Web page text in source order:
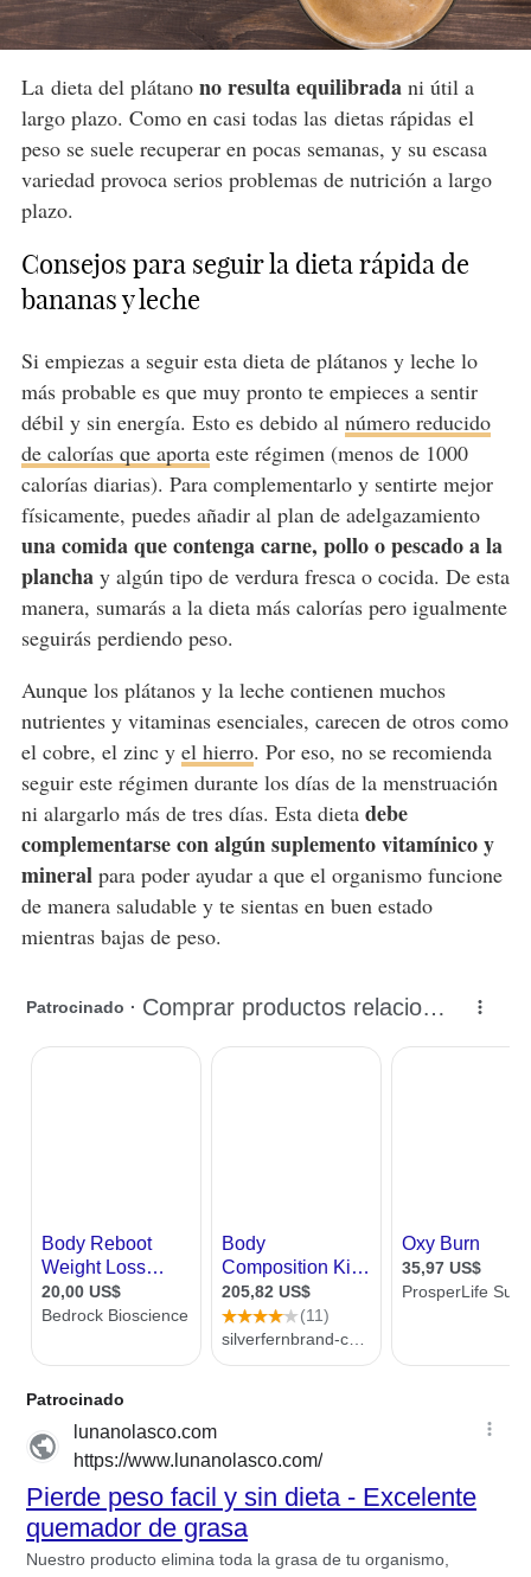
La dieta del plátano no resulta equilibradani útil a
largo plazo. Como en casi todas las dietas rápidasel
peso se suele recuperar en pocas semanas, y su escasa
variedad provoca serios problemas de nutrición a largo
plazo.
Consejos para seguir la dieta rápida de
bananas y leche
Si empiezas a seguir esta dieta de plátanos y leche lo
más probable es que muy pronto te empieces a sentir
débil y sin energía. Esto es debido al número reducido
de calorías que aportaeste régimen (menos de 1000
calorías diarias). Para complementarlo y sentirte mejor
físicamente, puedes añadir al plan de adelgazamiento
una comida que contenga carne, pollo o pescado a la
planchay algún tipo de verdura fresca o cocida. De esta
manera, sumarás a la dieta más calorías pero igualmente
seguirás perdiendo peso.
Aunque los plátanos y la leche contienen muchos
nutrientes y vitaminas esenciales, carecen de otros como
el cobre, el zinc y el hierro. Por eso, no se recomienda
seguir este régimen durante los días de la menstruación
ni alargarlo más de tres días. Esta dieta debe
complementarse con algún suplemento vitamínico y
mineralpara poder ayudar a que el organismo funcione
de manera saludable y te sientas en buen estado
mientras bajas de peso.